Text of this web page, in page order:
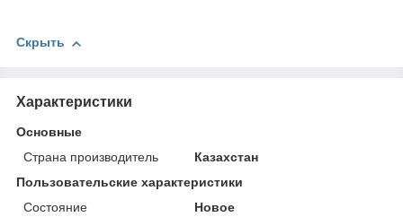
Скрыть
Характеристики
Основные
Страна производитель
Казахстан
Пользовательские характеристики
Состояние
Новое